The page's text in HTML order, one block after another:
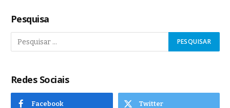
Pesquisa
Redes Sociais
Facebook Twitter